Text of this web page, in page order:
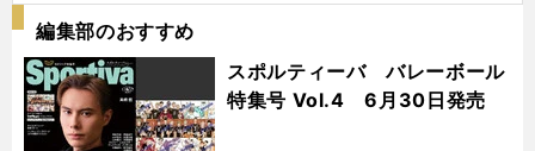
編集部のおすすめ
スポルティーバ バレーボール
特集号 Vol.4 6月30日発売